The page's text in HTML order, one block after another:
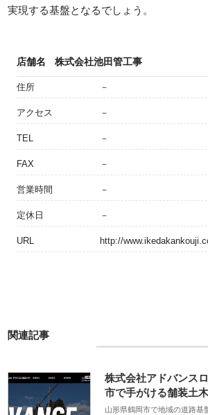
実現する基盤となるでしょう。
店舗名 株式会社池田管工事
住所 －
アクセス －
TEL －
FAX －
営業時間 －
定休日 －
URL http://
関連記事
株式会社アドバンス
市で手がける舗装土
山形県鶴岡市で地域の道路基